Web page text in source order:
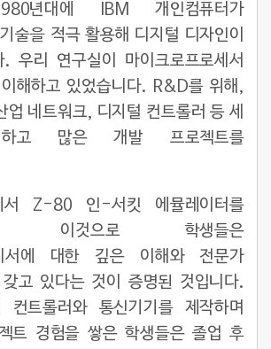
년대에 IBM 개인컴퓨터가
술을 적극 활용해 디지털 디자인이
. 우리 연구실이 마이크로프로세서
해하고 있었습니다. R&D를 위해,
업 네트워크, 디지털 컨트롤러 등 세
하고 많은 개발 프로젝트를
서 Z-80 인-서킷 에뮬레이터를
데, 이것으로 학생들은
서에 대한 깊은 이해와 전문가
고 있다는 것이 증명된 것입니다.
컨트롤러와 통신기기를 제작하며
트 경험을 쌓은 학생들은 졸업 후